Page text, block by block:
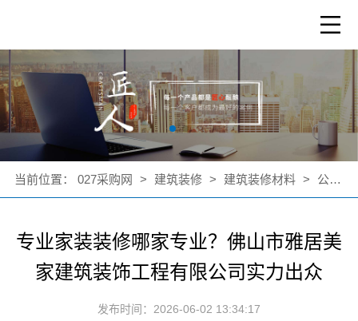
当前位置： 027采购网 > 建筑装修 > 建筑装修材料 > 公司新闻
专业家装装修哪家专业？佛山市雅居美
家建筑装饰工程有限公司实力出众
发布时间：2026-06-02 13:34:17